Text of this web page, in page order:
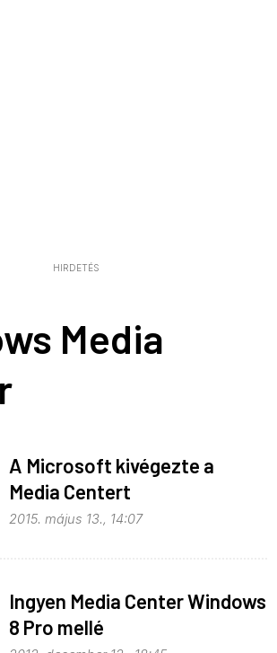
HIRDETÉS
Media
A Microsoft kivégezte a
Media Centert
2015. május 13., 14:07
Ingyen Media Center Windows
8 Pro mellé